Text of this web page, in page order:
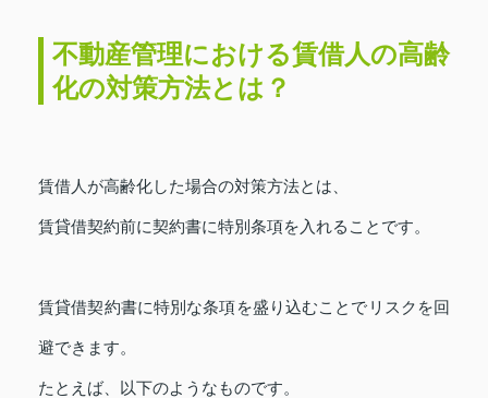
不動産管理における賃借人の高齢
化の対策方法とは？
賃借人が高齢化した場合の対策方法とは、
賃貸借契約前に契約書に特別条項を入れることです。
賃貸借契約書に特別な条項を盛り込むことでリスクを回
避できます。
たとえば、以下のようなものです。